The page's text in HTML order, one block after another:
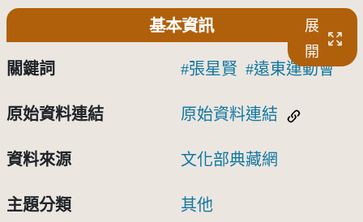
基本資訊
展
開
關鍵詞 張星賢 遠東運動會
原始資料連結 原始資料連結
資料來源 文化部典藏網
主題分類 其他